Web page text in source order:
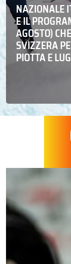
NAZIONALE
E IL
AGOSTO)
SVIZZERA
PIOTTA E